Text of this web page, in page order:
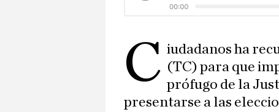
C iudadanos ha
(TC) para que
prófugo de la
presentarse a las